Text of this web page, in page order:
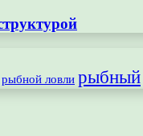
рыбной ловли рыбный